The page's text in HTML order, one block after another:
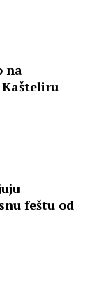
na
feštu od